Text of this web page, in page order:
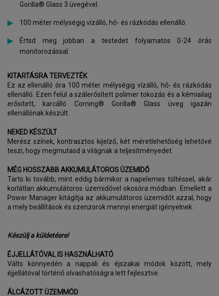
Gorilla® Glass 3 üvegével.
100 méter mélységig vízálló, hő- és rázkódás ellenálló.
Értsd meg jobban a testedet folyamatos 0-24 órás
monitorozással.
KITARTÁSRA TERVEZTÉK
Ez az ellenálló óra 100 méter mélységig vízálló, hő- és rázkódás
ellenálló. Ezen felül a szálerősített polimer tokozás és a kémiailag
erősített, karcálló Corning® Gorilla® Glass üveg igazán
ellenállónak készült.
NEKED KÉSZÜLT
Merész színek, kontrasztos kijelző, két méretlehetőség lehetővé
teszi, hogy megmutasd a világnak a teljesítményedet.
MÉG HOSSZABB AKKUMULÁTOROS ÜZEMIDŐ
Tarts ki tovább, mint eddig bármikor a napelemes töltéssel, akár
korlátlan akkumulátoros üzemidővel okosóra módban. Emellett a
Power Manager kitágítja az akkumulátoros üzemidőt azzal, hogy
a mely beállítások és szenzorok mennyi energiát igényelnek.
Készülj a küldetésre!
ÉJJELLÁTÓVAL IS HASZNÁLHATÓ
Válts könnyedén a nappali és éjszakai módok között, mely
éjjellátóval történő olvashatóságra lett fejlesztve.
ÁLCÁZOTT ÜZEMMÓD